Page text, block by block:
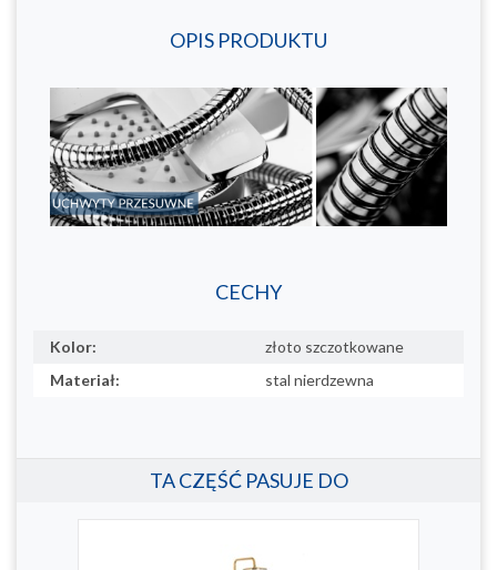
OPIS PRODUKTU
CECHY
Kolor:
złoto szczotkowane
Materiał:
stal nierdzewna
TA CZĘŚĆ PASUJE DO